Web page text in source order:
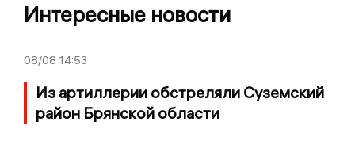
Интересные новости
08/08 14:53
Из артиллерии обстреляли Суземский
район Брянской области